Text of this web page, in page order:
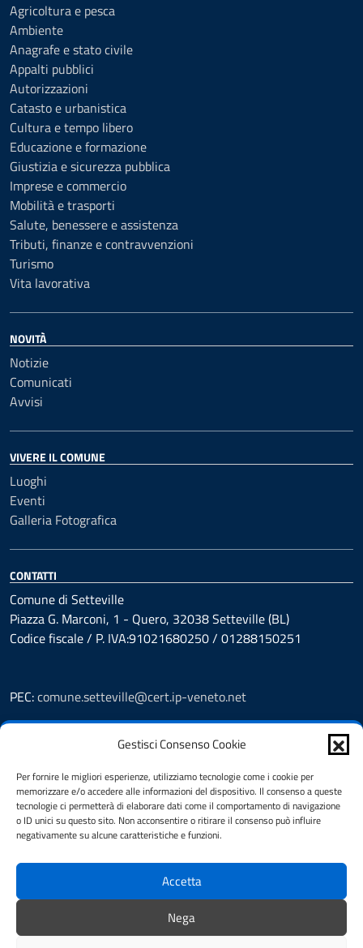
Gestisci Consenso Cookie
Per fornire le migliori esperienze, utilizziamo tecnologie come i cookie per
memorizzare e/o accedere alle informazioni del dispositivo. Il consenso a queste
tecnologie ci permetterà di elaborare dati come il comportamento di navigazione
o ID unici su questo sito. Non acconsentire o ritirare il consenso può influire
negativamente su alcune caratteristiche e funzioni.
Accetta
Nega
Agricoltura e pesca
Ambiente
Anagrafe e stato civile
Appalti pubblici
Autorizzazioni
Catasto e urbanistica
Cultura e tempo libero
Educazione e formazione
Giustizia e sicurezza pubblica
Imprese e commercio
Mobilità e trasporti
Salute, benessere e assistenza
Tributi, finanze e contravvenzioni
Turismo
Vita lavorativa
NOVITÀ
Notizie
Comunicati
Avvisi
VIVERE IL COMUNE
Luoghi
Eventi
Galleria Fotografica
CONTATTI
Comune di Setteville
Piazza G. Marconi, 1 - Quero, 32038 Setteville (BL)
Codice fiscale / P. IVA:91021680250 / 01288150251
PEC:comune.setteville@cert.ip-veneto.net
Leggi le FAQ
Segnalazione disservizio
Richiesta assistenza
Feedback
Amministrazione Trasparente
Albo Pretorio
Informativa privacy
Dichiarazione di accessibilità